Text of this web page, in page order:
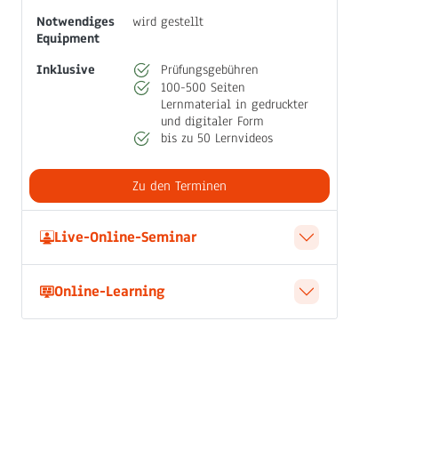
Notwendiges
Equipment
wird gestellt
Inklusive
Prüfungsgebühren
100-500 Seiten
Lernmaterial in gedruckter
und digitaler Form
bis zu 50 Lernvideos
Zu den Terminen
Live-Online-Seminar
Online-Learning